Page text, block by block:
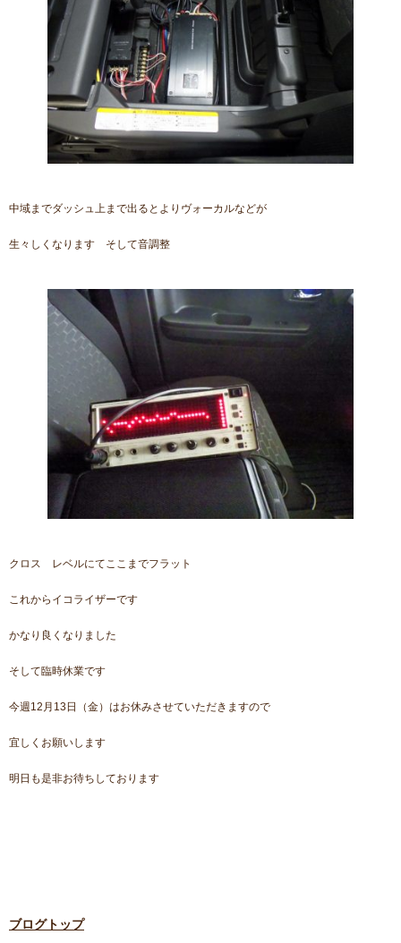
中域までダッシュ上まで出るとよりヴォーカルなどが
生々しくなります そして音調整
クロス レベルにてここまでフラット
これからイコライザーです
かなり良くなりました
そして臨時休業です
今週12月13日（金）はお休みさせていただきますので
宜しくお願いします
明日も是非お待ちしております
ブログトップ